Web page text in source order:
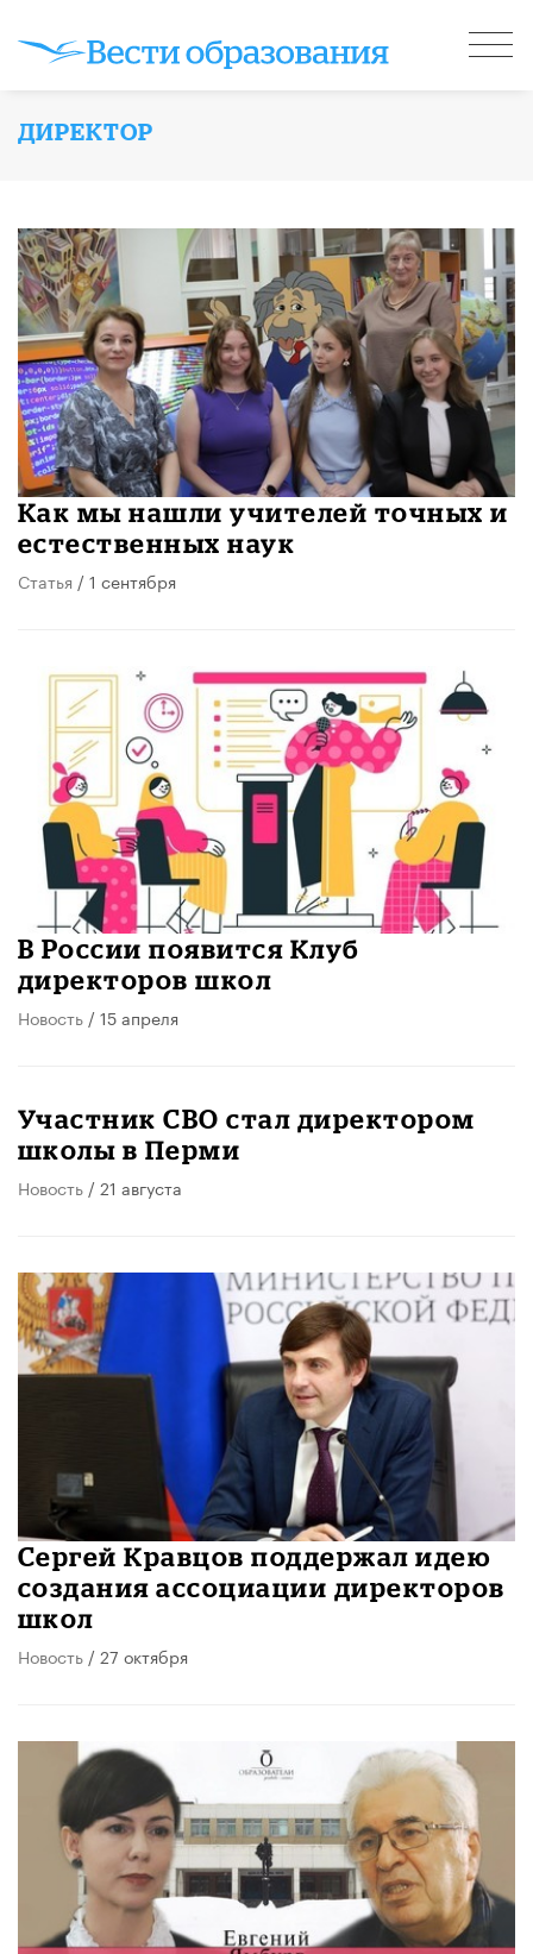
ДИРЕКТОР
Как мы нашли учителей точных и
естественных наук
Статья / 1 сентября
В России появится Клуб
директоров школ
Новость / 15 апреля
Участник СВО стал директором
школы в Перми
Новость / 21 августа
Сергей Кравцов поддержал идею
создания ассоциации директоров
школ
Новость / 27 октября